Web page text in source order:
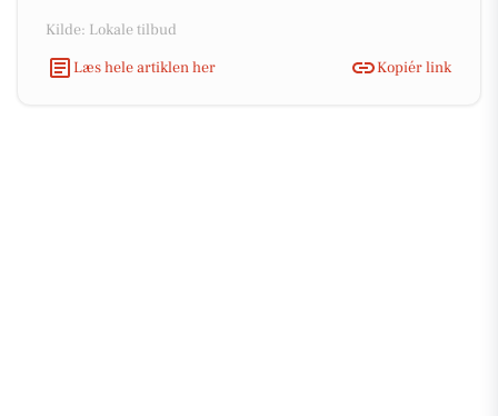
Kilde: Lokale tilbud
Læs hele artiklen her
Kopiér link